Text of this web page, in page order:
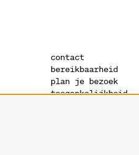
contact
bereikbaarheid
plan je bezoek
toegankelijkheid